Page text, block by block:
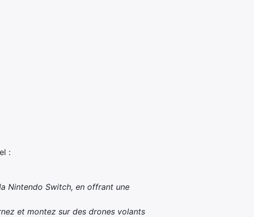
:
Nintendo Switch, en offrant une
et montez sur des drones volants